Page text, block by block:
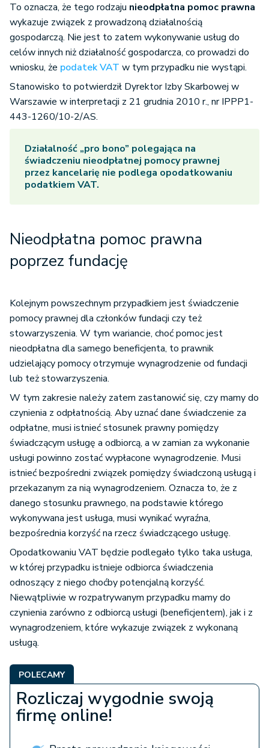
To oznacza, że tego rodzaju nieodpłatna pomoc prawna
wykazuje związek z prowadzoną działalnością
gospodarczą. Nie jest to zatem wykonywanie usług do
celów innych niż działalność gospodarcza, co prowadzi do
wniosku, że podatek VAT w tym przypadku nie wystąpi.
Stanowisko to potwierdził Dyrektor Izby Skarbowej w
Warszawie w interpretacji z 21 grudnia 2010 r., nr IPPP1-
443-1260/10-2/AS.
Działalność „pro bono” polegająca na
świadczeniu nieodpłatnej pomocy prawnej
przez kancelarię nie podlega opodatkowaniu
podatkiem VAT.
Nieodpłatna pomoc prawna
poprzez fundację
Kolejnym powszechnym przypadkiem jest świadczenie
pomocy prawnej dla członków fundacji czy też
stowarzyszenia. W tym wariancie, choć pomoc jest
nieodpłatna dla samego beneficjenta, to prawnik
udzielający pomocy otrzymuje wynagrodzenie od fundacji
lub też stowarzyszenia.
W tym zakresie należy zatem zastanowić się, czy mamy do
czynienia z odpłatnością. Aby uznać dane świadczenie za
odpłatne, musi istnieć stosunek prawny pomiędzy
świadczącym usługę a odbiorcą, a w zamian za wykonanie
usługi powinno zostać wypłacone wynagrodzenie. Musi
istnieć bezpośredni związek pomiędzy świadczoną usługą i
przekazanym za nią wynagrodzeniem. Oznacza to, że z
danego stosunku prawnego, na podstawie którego
wykonywana jest usługa, musi wynikać wyraźna,
bezpośrednia korzyść na rzecz świadczącego usługę.
Opodatkowaniu VAT będzie podlegało tylko taka usługa,
w której przypadku istnieje odbiorca świadczenia
odnoszący z niego choćby potencjalną korzyść.
Niewątpliwie w rozpatrywanym przypadku mamy do
czynienia zarówno z odbiorcą usługi (beneficjentem), jak i z
wynagrodzeniem, które wykazuje związek z wykonaną
usługą.
POLECAMY
Rozliczaj wygodnie swoją
firmę online!